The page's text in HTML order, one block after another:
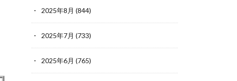
2025年8月 (844)
2025年7月 (733)
2025年6月 (765)